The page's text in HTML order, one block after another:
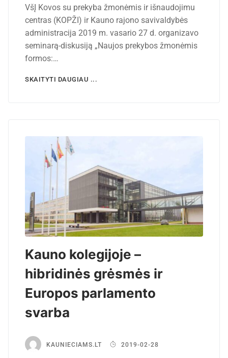
VšĮ Kovos su prekyba žmonėmis ir išnaudojimu
centras (KOPŽI) ir Kauno rajono savivaldybės
administracija 2019 m. vasario 27 d. organizavo
seminarą-diskusiją „Naujos prekybos žmonėmis
formos:…
SKAITYTI DAUGIAU ...
Kauno kolegijoje –
hibridinės grėsmės ir
Europos parlamento
svarba
KAUNIECIAMS.LT 2019-02-28